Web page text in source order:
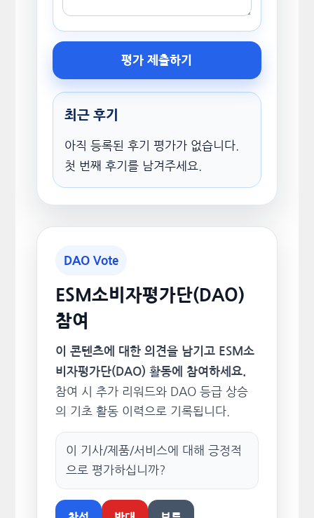
평가 제출하기
최근 후기
아직 등록된 후기 평가가 없습니다.
첫 번째 후기를 남겨주세요.
DAO Vote
ESM소비자평가단(DAO)
참여
이 콘텐츠에 대한 의견을 남기고 ESM소
비자평가단(DAO) 활동에 참여하세요.
참여 시 추가 리워드와 DAO 등급 상승
의 기초 활동 이력으로 기록됩니다.
이 기사/제품/서비스에 대해 긍정적
으로 평가하십니까?